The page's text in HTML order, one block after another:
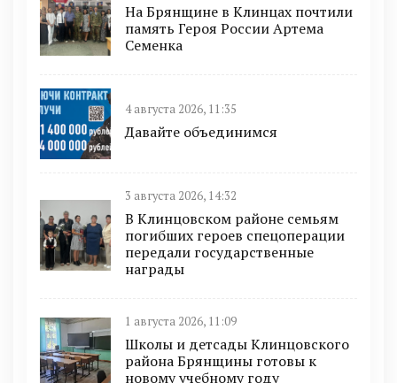
На Брянщине в Клинцах почтили
память Героя России Артема
Семенка
4 августа 2026, 11:35
Давайте объединимся
3 августа 2026, 14:32
В Клинцовском районе семьям
погибших героев спецоперации
передали государственные
награды
1 августа 2026, 11:09
Школы и детсады Клинцовского
района Брянщины готовы к
новому учебному году